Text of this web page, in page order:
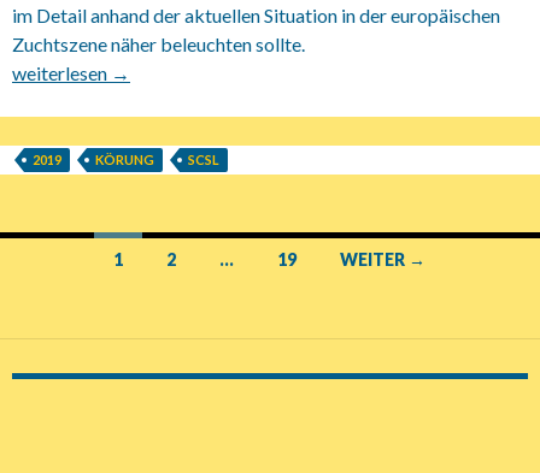
im Detail anhand der aktuellen Situation in der europäischen
Zuchtszene näher beleuchten sollte.
31.01.2019 SCSL Neuer Körungsmodus
weiterlesen →
2019 KÖRUNG SCSL
Navigation
1 2 … 19 WEITER →